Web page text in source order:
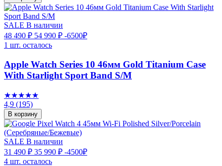
SALE В наличии
48 490 ₽ 54 990 ₽ -6500₽
1 шт. осталось
Apple Watch Series 10 46мм Gold Titanium Case
With Starlight Sport Band S/M
★★★★★
4,9 (195)
В корзину
SALE В наличии
31 490 ₽ 35 990 ₽ -4500₽
4 шт. осталось